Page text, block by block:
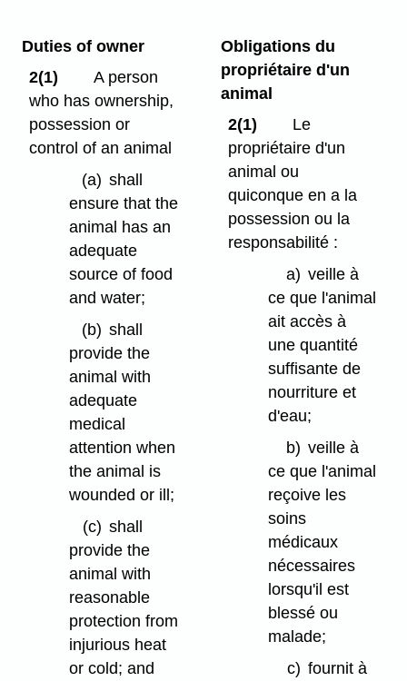
Duties of owner
2(1)
A person
who has ownership,
possession or
control of an animal
(a) shall
ensure that the
animal has an
adequate
source of food
and water;
(b) shall
provide the
animal with
adequate
medical
attention when
the animal is
wounded or ill;
(c) shall
provide the
animal with
reasonable
protection from
injurious heat
or cold; and
Obligations du
propriétaire d'un
animal
2(1)
Le
propriétaire d'un
animal ou
quiconque en a la
possession ou la
responsabilité :
a) veille à
ce que l'animal
ait accès à
une quantité
suffisante de
nourriture et
d'eau;
b) veille à
ce que l'animal
reçoive les
soins
médicaux
nécessaires
lorsqu'il est
blessé ou
malade;
c) fournit à